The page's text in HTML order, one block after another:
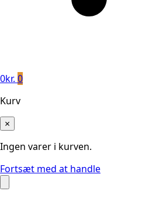
0kr. 0
Kurv
×
Ingen varer i kurven.
Fortsæt med at handle